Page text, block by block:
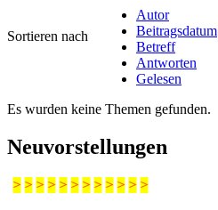
Sortieren nach
Autor
Beitragsdatum
Betreff
Antworten
Gelesen
Es wurden keine Themen gefunden.
Neuvorstellungen
> > > > > > > > > > > >